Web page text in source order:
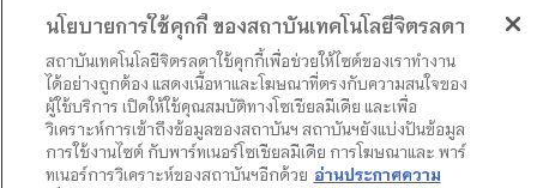
Chitralada Vocational School
Office of General Education
นโยบายการใช้คุกกี้ ของสถาบันเทคโนโลยีจิตรลดา
สถาบันเทคโนโลยีจิตรลดาใช้คุกกี้เพื่อช่วยให้ไซต์ของเราทำงาน
ได้อย่างถูกต้อง แสดงเนื้อหาและโฆษณาที่ตรงกับความสนใจของ
ผู้ใช้บริการ เปิดให้ใช้คุณสมบัติทางโซเชียลมีเดีย และเพื่อ
วิเคราะห์การเข้าถึงข้อมูลของสถาบันฯ สถาบันฯยังแบ่งปันข้อมูล
การใช้งานไซต์ กับพาร์ทเนอร์โซเชียลมีเดีย การโฆษณาและ พาร์
ทเนอร์การวิเคราะห์ของสถาบันฯอีกด้วย อ่านประกาศความ